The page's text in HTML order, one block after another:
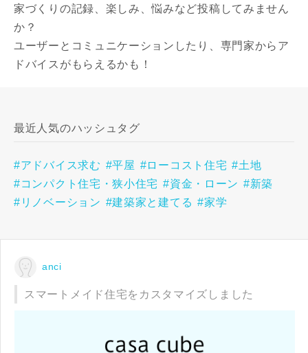
家づくりの記録、楽しみ、悩みなど投稿してみません
か？
ユーザーとコミュニケーションしたり、専門家からア
ドバイスがもらえるかも！
最近人気のハッシュタグ
#アドバイス求む #平屋 #ローコスト住宅 #土地
#コンパクト住宅・狭小住宅 #資金・ローン #新築
#リノベーション #建築家と建てる #家学
anci
スマートメイド住宅をカスタマイズしました